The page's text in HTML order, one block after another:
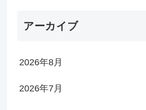
アーカイブ
2026年8月
2026年7月